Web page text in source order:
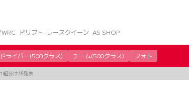
ドリフト レースクイーン AS SHOP
ドライバー(500クラス) チーム(500クラス) フォト
組分けが発表